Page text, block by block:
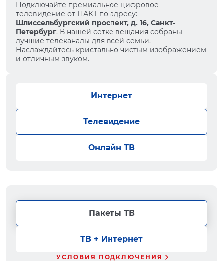
Подключайте премиальное цифровое
телевидение от ПАКТ по адресу:
Шлиссельбургский проспект, д. 16, Санкт-
Петербург. В нашей сетке вещания собраны
лучшие телеканалы для всей семьи.
Наслаждайтесь кристально чистым изображением
и отличным звуком.
Интернет
Телевидение
Онлайн ТВ
Пакеты ТВ
ТВ + Интернет
УСЛОВИЯ ПОДКЛЮЧЕНИЯ